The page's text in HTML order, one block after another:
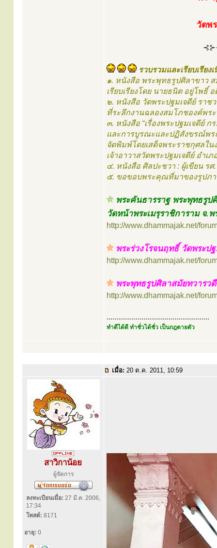
วัดพ
รวบรวมและเรียบเรียง
๑. หนังสือ พระพุทธรูปศิลาขาว
เรียบเรียงโดย นายธนิต อยู่โพธิ์
๒. หนังสือ วัดพระปฐมเจดีย์ ราช
ที่ระลึกงานฉลองสมโภชองค์พร
๓. หนังสือ “เรื่องพระปฐมเจดีย์
และการบูรณะและปฏิสังขรณ์พระ
จัดพิมพ์โดยเสด็จพระราชกุศลใ
เจ้าอาวาสวัดพระปฐมเจดีย์ อำ
๔. หนังสือ ศิลปะชวา : ผู้เขียน ร
๕. ขอขอบพระคุณที่มาของรูปภ
พระคันธารราฐ พระพุทธรูป
วัดหน้าพระเมรุราชิการาม จ.
http://www.dhammajak.net/
พระร่วงโรจนฤทธิ์ วัดพระป
http://www.dhammajak.net/
พระพุทธรูปศิลาสมัยทวารว
http://www.dhammajak.net/
.....................................................
ทำดีได้ดี ทำชั่วได้ชั่ว เป็นกฎตายตัว
เมื่อ: 20 ต.ค. 2011, 10:59
สาวิกาน้อย
ผู้จัดการ
ลงทะเบียนเมื่อ: 27 มี.ค. 2006,
17:34
โพสต์: 8171
อายุ: 0